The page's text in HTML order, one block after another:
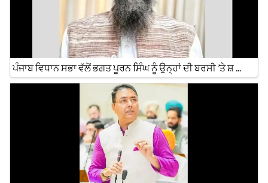
ਪੰਜਾਬ ਵਿਧਾਨ ਸਭਾ ਵੱਲੋਂ ਭਗਤ ਪੂਰਨ ਸਿੰਘ ਨੂੰ ਉਨ੍ਹਾਂ ਦੀ ਬਰਸੀ ’ਤੇ ਸ਼ ...